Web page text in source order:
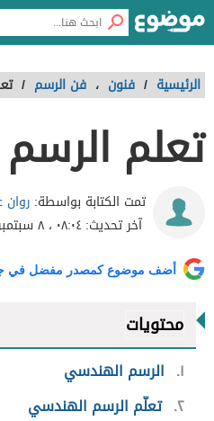
الرئيسية / فنون ، فن الرسم /
تعلم
تمت الكتابة بواسطة:
آخر تحديث:٠٨:٠٤ ، ٨ سبتمبر ٢٠١٥
أضف موضوع كمصدر مفضل في
محتويات
١
الرسم الهندسي
٢ تعلّم الرسم الهندسي